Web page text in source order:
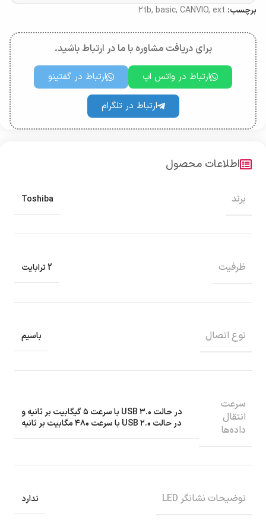
برچسب: 2tb, basic, CANVIO, ext
برای دریافت مشاوره با ما در ارتباط باشید.
ارتباط در واتس اپ ارتباط در گفتینو
ارتباط در تلگرام
اطلاعات محصول
برند Toshiba
ظرفیت 2 ترابایت
نوع اتصال باسیم
سرعت
انتقال
داده‌ها
در حالت USB ۳.۰ با سرعت ۵ گیگابیت بر ثانیه و
در حالت USB ۲.۰ با سرعت ۴۸۰ مگابیت بر ثانیه
توضیحات نشانگر LED ندارد